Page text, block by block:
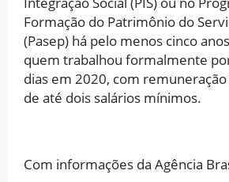
Formação do Patrimônio do
(Pasep) há pelo menos cinco
quem trabalhou formalmente
dias em 2020, com
de até dois salários mínimos.
Com informações da Agência